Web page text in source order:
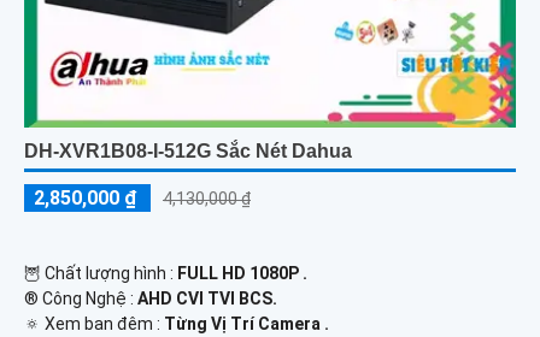
DH-XVR1B08-I-512G Sắc Nét Dahua
2,850,000 ₫ 4,130,000 ₫
🦉 Chất lượng hình : FULL HD 1080P .
®️ Công Nghệ : AHD CVI TVI BCS.
🔅 Xem ban đêm : Từng Vị Trí Camera .